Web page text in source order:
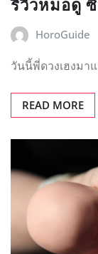
สะเดาะเคราะห์
วิบากกรรม
การทำแท้
HoroGuide